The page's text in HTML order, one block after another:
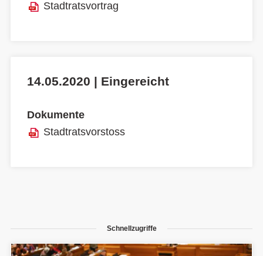
Stadtratsvortrag
14.05.2020 | Eingereicht
Dokumente
Stadtratsvorstoss
Schnellzugriffe